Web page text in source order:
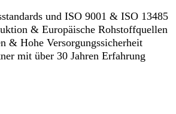
und ISO 9001 & ISO 13485
& Europäische Rohstoffquellen
& Hohe Versorgungssicherheit
mit über 30 Jahren Erfahrung